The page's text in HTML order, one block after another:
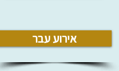
אירוע עבר